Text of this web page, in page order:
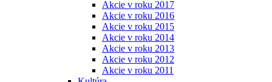
Akcie v roku 2017
Akcie v roku 2016
Akcie v roku 2015
Akcie v roku 2014
Akcie v roku 2013
Akcie v roku 2012
Akcie v roku 2011